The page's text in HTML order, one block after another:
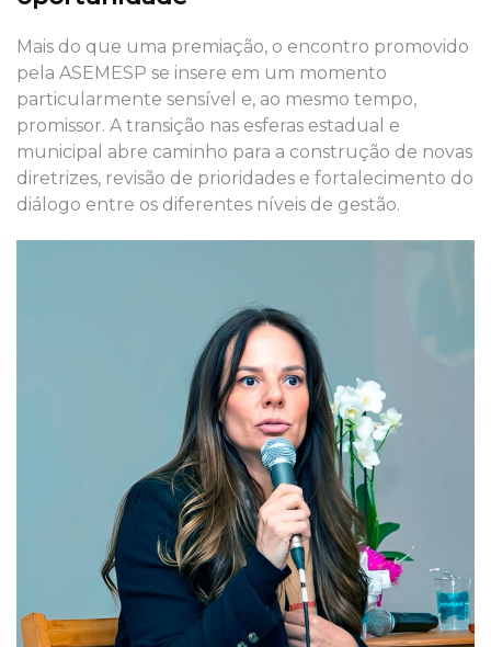
Mais do que uma premiação, o encontro promovido
pela ASEMESP se insere em um momento
particularmente sensível e, ao mesmo tempo,
promissor. A transição nas esferas estadual e
municipal abre caminho para a construção de novas
diretrizes, revisão de prioridades e fortalecimento do
diálogo entre os diferentes níveis de gestão.